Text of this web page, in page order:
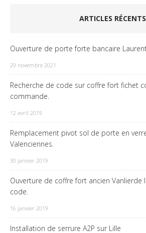
ARTICLES RÉCENTS
Ouverture de porte forte bancaire Laurent
29 novembre 2021
Recherche de code sur coffre fort fichet
commande.
12 avril 2019
Remplacement pivot sol de porte en
Valenciennes.
30 janvier 2019
Ouverture de coffre fort ancien Vanlierde
code.
16 janvier 2019
Installation de serrure A2P sur Lille